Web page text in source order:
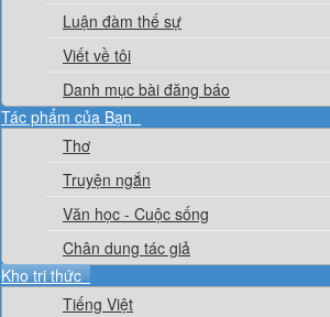
Luận đàm thế sự
Viết về tôi
Danh mục bài đăng báo
Tác phẩm của Bạn
Thơ
Truyện ngắn
Văn học - Cuộc sống
Chân dung tác giả
Kho tri thức
Tiếng Việt